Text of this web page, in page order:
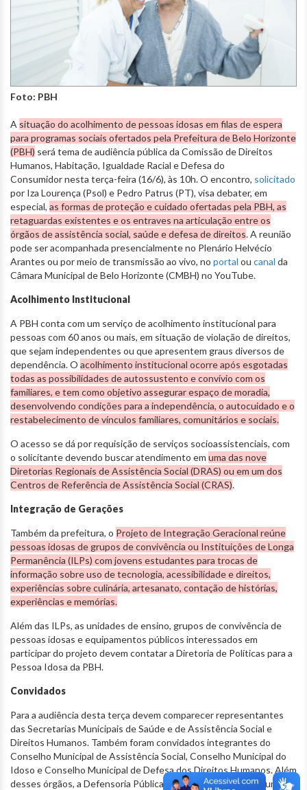
Foto: PBH
A situação do acolhimento de pessoas idosas em filas de espera
para programas sociais ofertados pela Prefeitura de Belo Horizonte
(PBH) será tema de audiência pública da Comissão de Direitos
Humanos, Habitação, Igualdade Racial e Defesa do
Consumidor nesta terça-feira (16/6), às 10h. O encontro, solicitado
por Iza Lourença (Psol) e Pedro Patrus (PT), visa debater, em
especial, as formas de proteção e cuidado ofertadas pela PBH, as
retaguardas existentes e os entraves na articulação entre os
órgãos de assistência social, saúde e defesa de direitos. A reunião
pode ser acompanhada presencialmente no Plenário Helvécio
Arantes ou por meio de transmissão ao vivo, no portal ou canal da
Câmara Municipal de Belo Horizonte (CMBH) no YouTube.
Acolhimento Institucional
A PBH conta com um serviço de acolhimento institucional para
pessoas com 60 anos ou mais, em situação de violação de direitos,
que sejam independentes ou que apresentem graus diversos de
dependência. O acolhimento institucional ocorre após esgotadas
todas as possibilidades de autossustento e convívio com os
familiares, e tem como objetivo assegurar espaço de moradia,
desenvolvendo condições para a independência, o autocuidado e o
restabelecimento de vínculos familiares, comunitários e sociais.
O acesso se dá por requisição de serviços socioassistenciais, com
o solicitante devendo buscar atendimento em uma das nove
Diretorias Regionais de Assistência Social (DRAS) ou em um dos
Centros de Referência de Assistência Social (CRAS).
Integração de Gerações
Também da prefeitura, o Projeto de Integração Geracional reúne
pessoas idosas de grupos de convivência ou Instituições de Longa
Permanência (ILPs) com jovens estudantes para trocas de
informação sobre uso de tecnologia, acessibilidade e direitos,
experiências sobre culinária, artesanato, contação de histórias,
experiências e memórias.
Além das ILPs, as unidades de ensino, grupos de convivência de
pessoas idosas e equipamentos públicos interessados em
participar do projeto devem contatar a Diretoria de Políticas para a
Pessoa Idosa da PBH.
Convidados
Para a audiência desta terça devem comparecer representantes
das Secretarias Municipais de Saúde e de Assistência Social e
Direitos Humanos. Também foram convidados integrantes do
Conselho Municipal de Assistência Social, Conselho Municipal do
Idoso e Conselho Municipal de Defesa dos Direitos Humanos. Além
desses órgãos, a Defensoria Pública de Minas Gerais e o Fórum